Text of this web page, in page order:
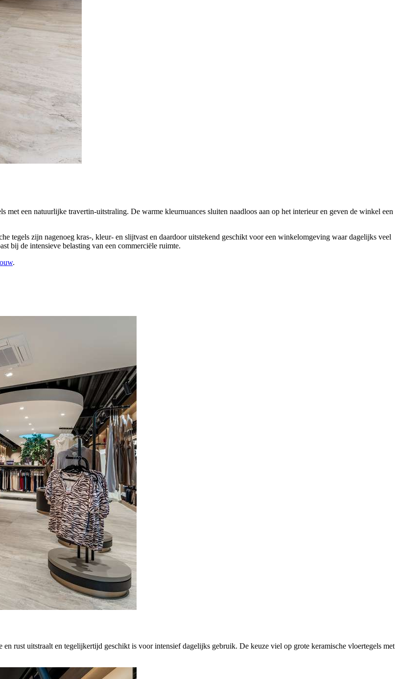
een natuurlijke travertin-uitstraling. De warme kleurnuances sluiten naadloos aan op het interieur en geven de winkel een
tegels zijn nagenoeg kras-, kleur- en slijtvast en daardoor uitstekend geschikt voor een winkelomgeving waar dagelijks veel
bij de intensieve belasting van een commerciële ruimte.
.
rust uitstraalt en tegelijkertijd geschikt is voor intensief dagelijks gebruik. De keuze viel op grote keramische vloertegels met